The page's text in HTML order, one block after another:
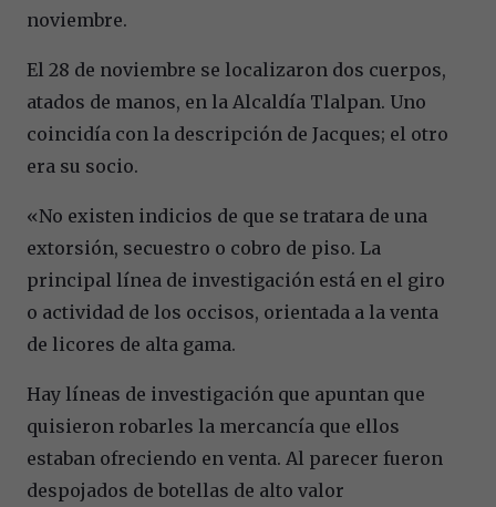
noviembre.
El 28 de noviembre se localizaron dos cuerpos,
atados de manos, en la Alcaldía Tlalpan. Uno
coincidía con la descripción de Jacques; el otro
era su socio.
«No existen indicios de que se tratara de una
extorsión, secuestro o cobro de piso. La
principal línea de investigación está en el giro
o actividad de los occisos, orientada a la venta
de licores de alta gama.
Hay líneas de investigación que apuntan que
quisieron robarles la mercancía que ellos
estaban ofreciendo en venta. Al parecer fueron
despojados de botellas de alto valor